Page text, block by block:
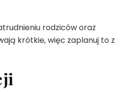
rodziców oraz
krótkie, więc zaplanuj to z